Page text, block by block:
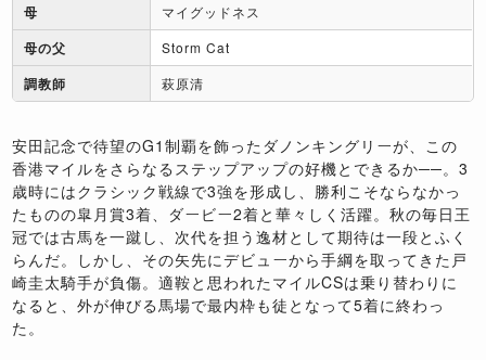
母 マイグッドネス
母の父 Storm Cat
調教師 萩原清
安田記念で待望のG1制覇を飾ったダノンキングリーが、この
香港マイルをさらなるステップアップの好機とできるか──。3
歳時にはクラシック戦線で3強を形成し、勝利こそならなかっ
たものの皐月賞3着、ダービー2着と華々しく活躍。秋の毎日王
冠では古馬を一蹴し、次代を担う逸材として期待は一段とふく
らんだ。しかし、その矢先にデビューから手綱を取ってきた戸
崎圭太騎手が負傷。適鞍と思われたマイルCSは乗り替わりに
なると、外が伸びる馬場で最内枠も徒となって5着に終わっ
た。